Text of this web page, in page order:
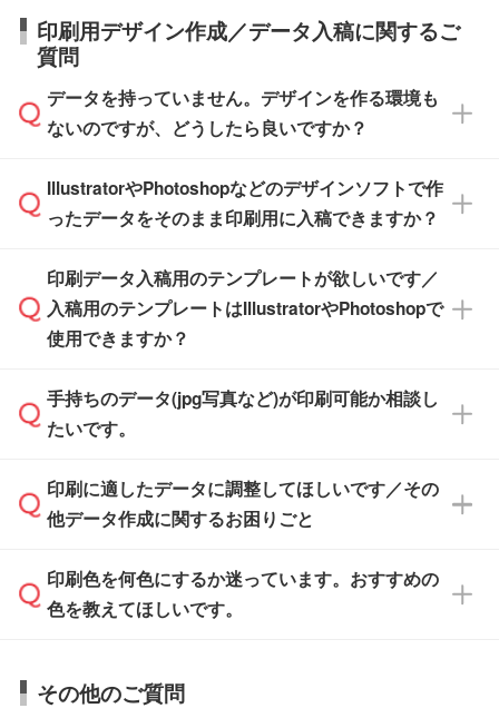
タッフまでお問い合わせください。
ル」に注文予定日をご入力いただくと、おおよ
その締切日や出荷目安をご確認いただけます。
品が決まりましたらお早めのご発注をお願いい
たします。
※土日祝日を除く営業日換算です。
※沖縄・離島は追加日数がかかります。
す。>>対象商品はこちら
※最短出荷日は商品によって異なります。各商
品ページにてご確認ください
す。(白箱、化粧箱、ブリスターパックなど)
【袋入り】 商品がひとつずつ袋に入っていま
す。(透明袋、デザイン袋など)
【個包装なし】 個包装がされていない状態で
※化粧箱から白箱への入れ替えや、オリジナル
箱の作成は原則承っておりません。
日本全国へお届けが可能です。なお、海外への
直接納品は行っておりませんので予めご了承く
ださい。
印刷用デザイン作成／データ入稿に関するご
質問
データを持っていません。デザインを作る環境も
ないのですが、どうしたら良いですか？
無料の「デザインシミュレーター」を使えば、
PCやスマホから簡単にデザインを作成できま
ザインソフトがなくても安心です。
また、「データ作成サービス
せいただければ、弊社にて無料でデザインデー
タを1点作成いたします。
IllustratorやPhotoshopなどのデザインソフトで作
ったデータをそのまま印刷用に入稿できますか？
IllustratorやPhotoshop、CLIP STUDIOなどのデ
ザインソフトでこだわりのデザインを作成した
い方は、完全データ入稿
積・ご注文フォームにアップロードしてご入稿
ください。
ご入稿後は経験豊富なスタッフがデータに不備
がないかチェックし、お客様と確認してから印
刷に進みますので、ご安心ください。
印刷データ入稿用のテンプレートが欲しいです／
入稿用のテンプレートはIllustratorやPhotoshopで
使用できますか？
一部商品は入稿用テンプレートのご用意があり
ます。各商品ページの『印刷方法・テンプレー
入稿用のテンプレートはPDF形式ですが、
IllustratorやPhotoshopで開いてご利用いただけ
方」をご確認ください。
手持ちのデータ(jpg写真など)が印刷可能か相談し
たいです。
印刷に適したデータ・解像度かどうか、担当ス
タッフが事前に確認いたします。
ムへ添付いただくか、担当スタッフ宛にメール
でお送りください。
い合わせください。
印刷に適したデータに調整してほしいです／その
他データ作成に関するお困りごと
データ作成でお困りの際には、担当スタッフが
サポートいたしますのでお気軽にご相談くださ
から添付してお送りください。
印刷色を何色にするか迷っています。おすすめの
色を教えてほしいです。
お見積・ご注文・
相談いただきますと、担当スタッフがお客様の
その他のご質問